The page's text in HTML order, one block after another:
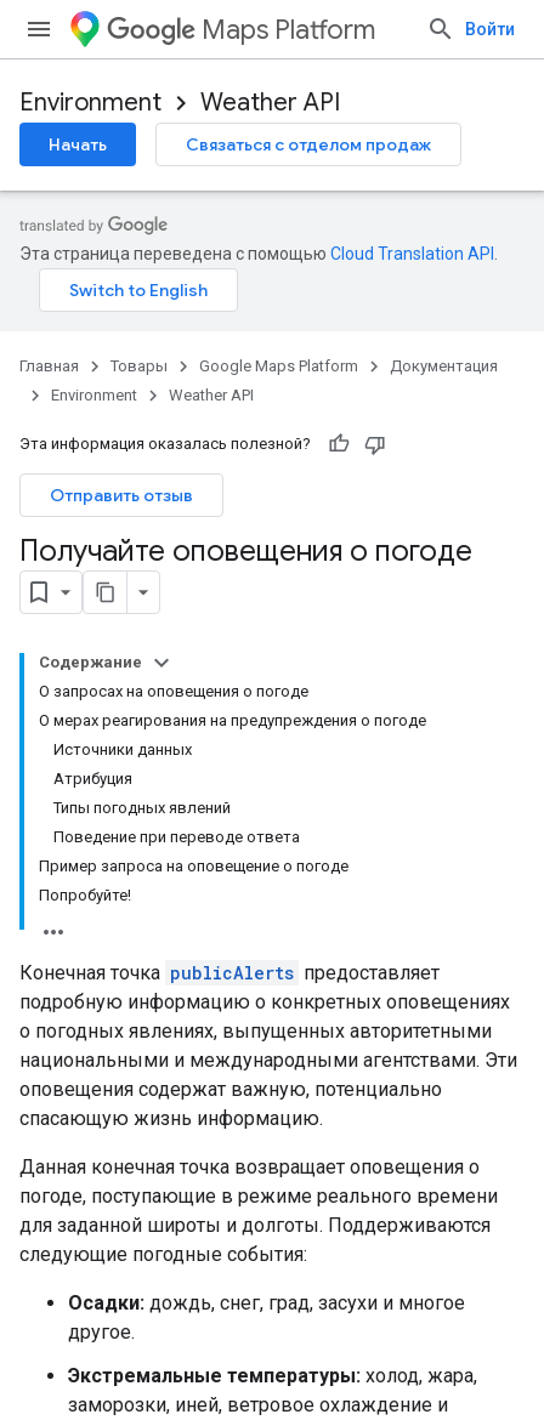
Maps Platform Войти
Environment Weather API
Начать Связаться с отделом продаж
Эта страница переведена с помощью Cloud Translation API
Главная Товары Google Maps Platform
Документация
Environment
Weather API
Эта информация оказалась полезной?
Отправить отзыв
Получайте оповещения о погоде
Содержание
О запросах на оповещения о погоде
О мерах реагирования на предупреждения о погоде
Источники данных
Атрибуция
Типы погодных явлений
Поведение при переводе ответа
Пример запроса на оповещение о погоде
Попробуйте!
Конечная точка publicAlerts предоставляет
подробную информацию о конкретных оповещениях
о погодных явлениях, выпущенных авторитетными
национальными и международными агентствами. Эти
оповещения содержат важную, потенциально
спасающую жизнь информацию.
Данная конечная точка возвращает оповещения о
погоде, поступающие в режиме реального времени
для заданной широты и долготы. Поддерживаются
следующие погодные события:
Осадки: дождь, снег, град, засухи и многое
другое.
Экстремальные температуры: холод, жара,
заморозки, иней, ветровое охлаждение и